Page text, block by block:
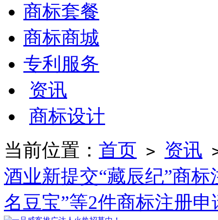
商标套餐
商标商城
专利服务
资讯
商标设计
当前位置： 首页 > 资讯
酒业新提交“藏辰纪”商
名豆宝”等2件商标注册申